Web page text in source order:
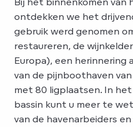
ontdekken we het
gebruik werd genomen
restaureren, de
Europa), een herinnering
van de pijnboothaven
met 80 ligplaatsen. In
bassin kunt u meer te
van de havenarbeiders